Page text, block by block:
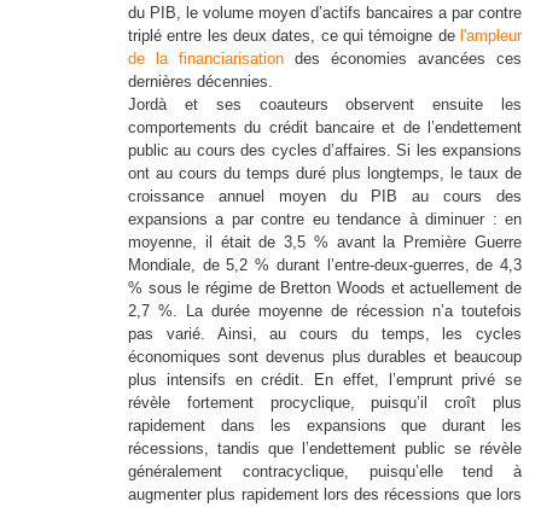
du PIB, le volume moyen d’actifs bancaires a par contre
triplé entre les deux dates, ce qui témoigne de l'ampleur
de la financiarisation des économies avancées ces
dernières décennies.
Jordà et ses coauteurs observent ensuite les
comportements du crédit bancaire et de l’endettement
public au cours des cycles d’affaires. Si les expansions
ont au cours du temps duré plus longtemps, le taux de
croissance annuel moyen du PIB au cours des
expansions a par contre eu tendance à diminuer : en
moyenne, il était de 3,5 % avant la Première Guerre
Mondiale, de 5,2 % durant l’entre-deux-guerres, de 4,3
% sous le régime de Bretton Woods et actuellement de
2,7 %. La durée moyenne de récession n’a toutefois
pas varié. Ainsi, au cours du temps, les cycles
économiques sont devenus plus durables et beaucoup
plus intensifs en crédit. En effet, l’emprunt privé se
révèle fortement procyclique, puisqu’il croît plus
rapidement dans les expansions que durant les
récessions, tandis que l’endettement public se révèle
généralement contracyclique, puisqu’elle tend à
augmenter plus rapidement lors des récessions que lors